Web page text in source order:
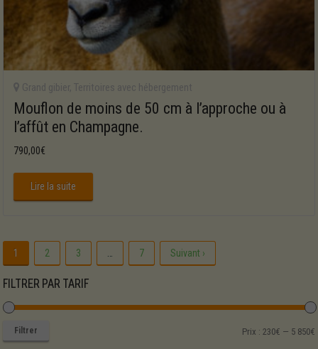
Grand gibier,Territoires avec hébergement
Mouflon de moins de 50 cm à l’approche ou à
l’affût en Champagne.
790,00€
Lire la suite
1 2 3 7 Suivant ›
FILTRER PAR TARIF
Filtrer Prix : 230€ — 5 850€